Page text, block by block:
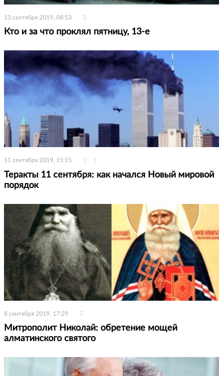
13 сентября 2019, 08:53
Кто и за что проклял пятницу, 13-е
11 сентября 2019, 15:15
Теракты 11 сентября: как начался Новый мировой
порядок
8 сентября 2019, 17:29
Митрополит Николай: обретение мощей
алматинского святого